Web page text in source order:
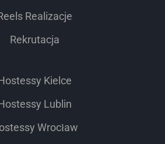
Realizacje
Rekrutacja
Kielce
Lublin
Wrocław